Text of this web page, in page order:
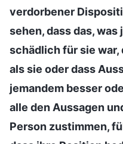
verdorbener
sehen, dass das, was
schädlich für sie war,
als sie oder dass
jemandem besser
alle den Aussagen
Person zustimmen,